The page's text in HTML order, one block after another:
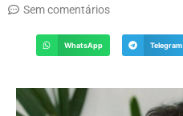
Sem comentários
WhatsApp Telegram